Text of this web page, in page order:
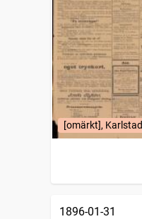
[omärkt], Karlstad
1896-01-31